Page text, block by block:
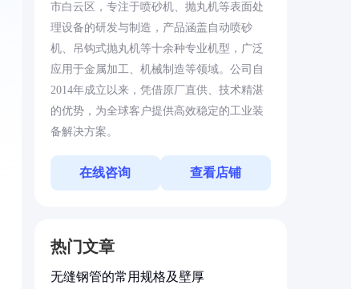
市白云区，专注于喷砂机、抛丸机等表面处
理设备的研发与制造，产品涵盖自动喷砂
机、吊钩式抛丸机等十余种专业机型，广泛
应用于金属加工、机械制造等领域。公司自
2014年成立以来，凭借原厂直供、技术精湛
的优势，为全球客户提供高效稳定的工业装
备解决方案。
在线咨询 查看店铺
热门文章
无缝钢管的常用规格及壁厚